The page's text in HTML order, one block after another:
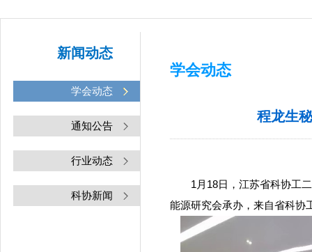
新闻动态
学会动态
通知公告
行业动态
科协新闻
学会动态
程龙生
1月18日，江苏省科协工二
能源研究会承办，来自省科协